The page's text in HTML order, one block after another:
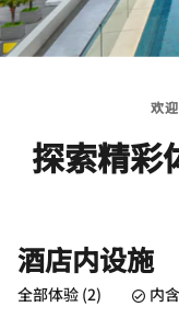
欢
探索精彩
酒店内设施
全部体验 (2) 内